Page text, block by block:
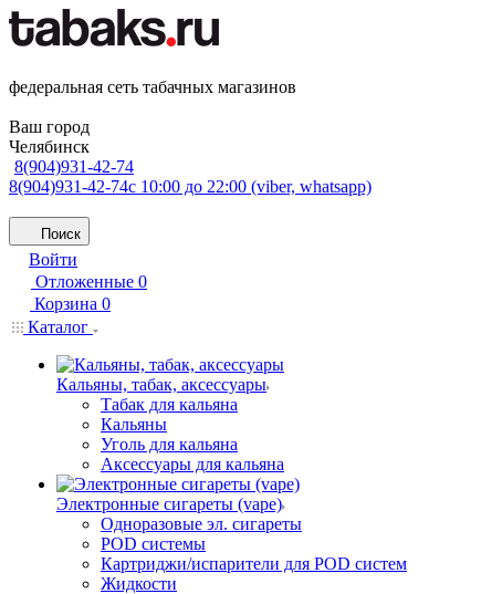
федеральная сеть табачных магазинов
Ваш город
Челябинск
8(904)931-42-74
8(904)931-42-74с 10:00 до 22:00 (viber, whatsapp)
Поиск
Войти
Отложенные 0
Корзина 0
Каталог
Кальяны, табак, аксессуары
Табак для кальяна
Кальяны
Уголь для кальяна
Аксессуары для кальяна
Электронные сигареты (vape)
Одноразовые эл. сигареты
POD системы
Картриджи/испарители для POD систем
Жидкости